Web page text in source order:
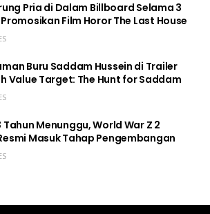
Pria di Dalam Billboard Selama 3
Film Horor The Last House
Buru Saddam Hussein di Trailer
Value Target: The Hunt for Saddam
Tahun Menunggu, World War Z 2
Masuk Tahap Pengembangan